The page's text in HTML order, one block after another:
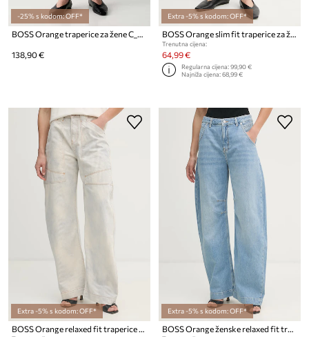
-25% s kodom: OFF*
138,90 €
Extra -5% s kodom: OFF*
Trenutna cijena:
64,99 €
Regularna cijena:99,90 €
Najniža cijena:68,99 €
Extra -5% s kodom: OFF*
BOSS Orange relaxed fit traperice za žene C CARGO BALLOON 2.0
Extra -5% s kodom: OFF*
BOSS Orange ženske relaxed fit traperice C SLOUCHY BALOON